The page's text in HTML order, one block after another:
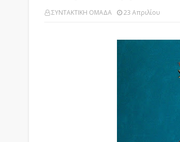
ΣΥΝΤΑΚΤΙΚΗ ΟΜΑΔΑ 23 Απριλίου